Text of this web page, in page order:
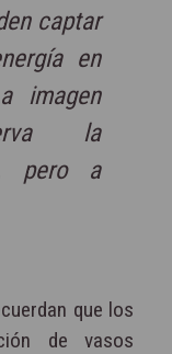
captar
en
imagen
la
pero a
que los
de vasos